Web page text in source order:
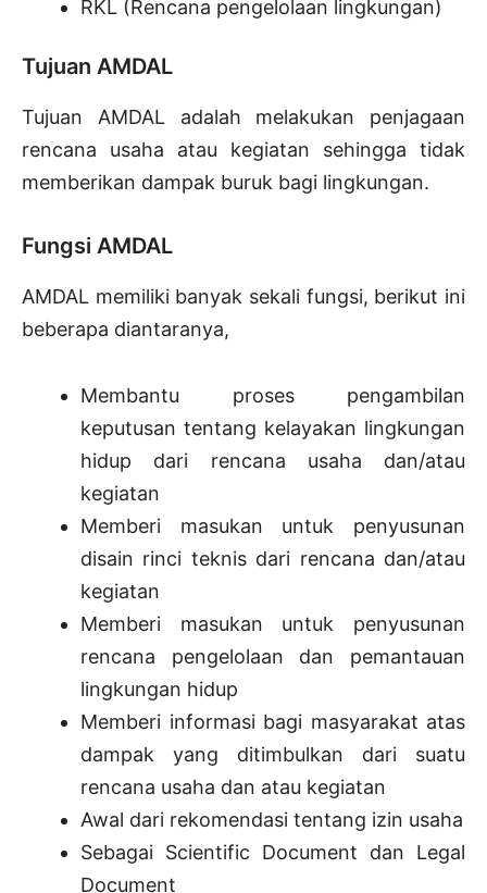
RKL (Rencana pengelolaan lingkungan)
Tujuan AMDAL
Tujuan AMDAL adalah melakukan penjagaan
rencana usaha atau kegiatan sehingga tidak
memberikan dampak buruk bagi lingkungan.
Fungsi AMDAL
AMDAL memiliki banyak sekali fungsi, berikut ini
beberapa diantaranya,
Membantu proses pengambilan
keputusan tentang kelayakan lingkungan
hidup dari rencana usaha dan/atau
kegiatan
Memberi masukan untuk penyusunan
disain rinci teknis dari rencana dan/atau
kegiatan
Memberi masukan untuk penyusunan
rencana pengelolaan dan pemantauan
lingkungan hidup
Memberi informasi bagi masyarakat atas
dampak yang ditimbulkan dari suatu
rencana usaha dan atau kegiatan
Awal dari rekomendasi tentang izin usaha
Sebagai Scientific Document dan Legal
Document